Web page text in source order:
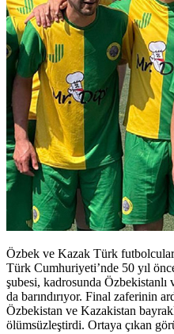
Özbek ve Kazak Türk
Türk Cumhuriyeti’nde 50 yıl
şubesi, kadrosunda
da barındırıyor. Final zaferinin
Özbekistan ve Kazakistan
ölümsüzleştirdi. Ortaya çıkan